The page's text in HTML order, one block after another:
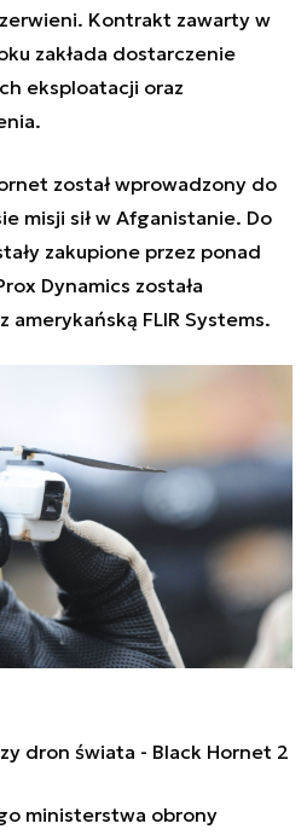
Kontrakt zawarty w
zakłada dostarczenie
eksploatacji oraz
został wprowadzony do
misji sił w Afganistanie. Do
zakupione przez ponad
Dynamics została
amerykańską FLIR Systems.
dron świata - Black Hornet 2
ministerstwa obrony